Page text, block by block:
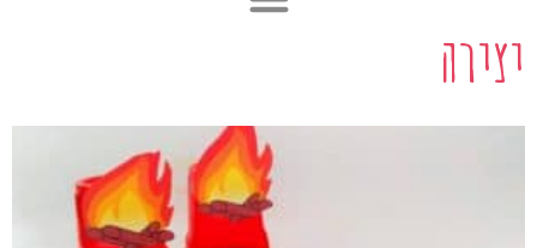
יצירה
עמודעמוד